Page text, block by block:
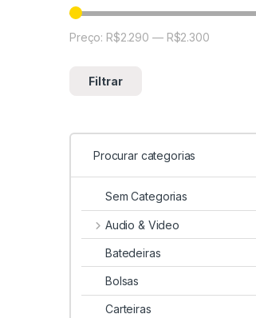
Preço mínimo
Preço máximo
Filtrar
Preço: R$2.290 — R$2.300
Procurar categorias
Sem Categorias
Audio & Video
Batedeiras
Bolsas
Carteiras